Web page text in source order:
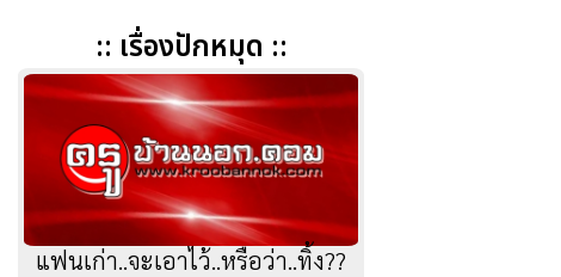
:: เรื่องปักหมุด ::
แฟนเก่า..จะเอาไว้..หรือว่า..ทิ้ง??